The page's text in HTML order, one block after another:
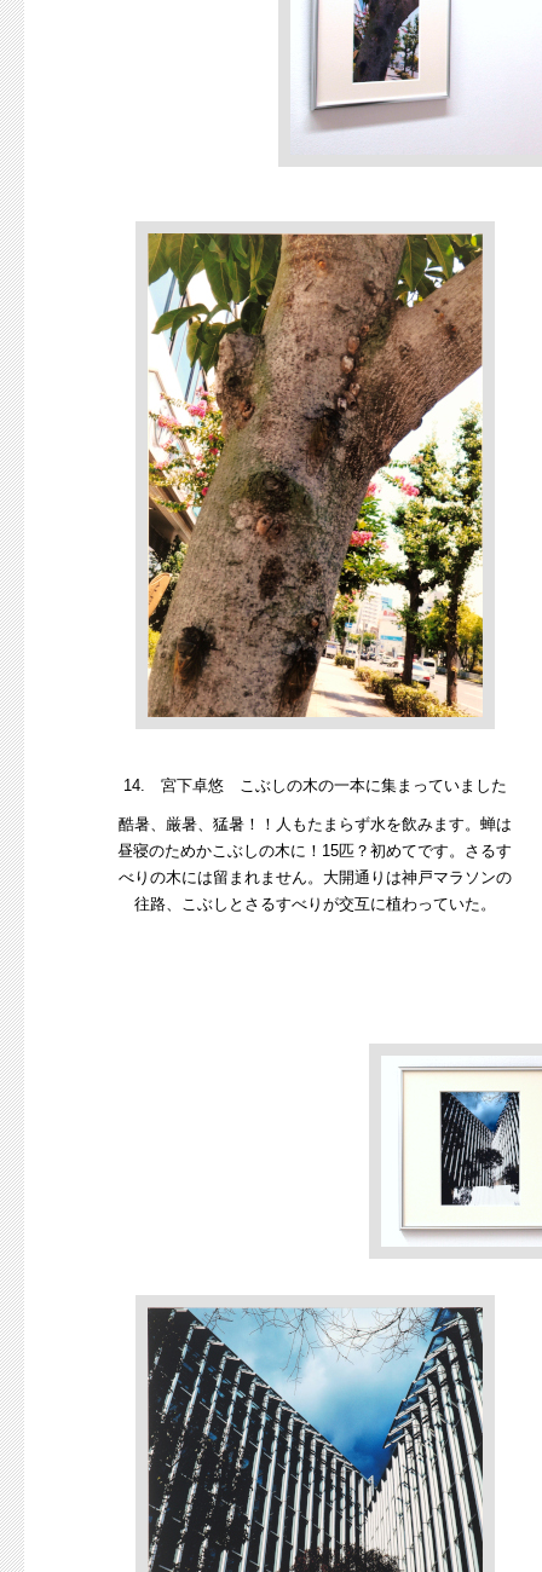
14. 宮下卓悠 こぶしの木の一本に集まっていました
酷暑、厳暑、猛暑！！人もたまらず水を飲みます。蝉は
昼寝のためかこぶしの木に！15匹？初めてです。さるす
べりの木には留まれません。大開通りは神戸マラソンの
往路、こぶしとさるすべりが交互に植わっていた。